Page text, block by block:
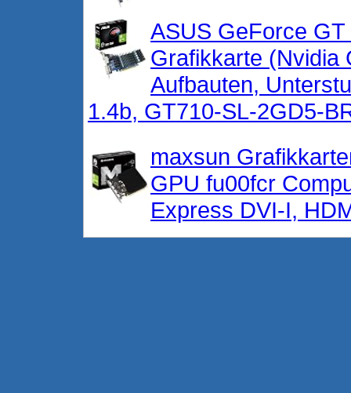
ASUS GeForce
Grafikkarte (Nvidia
Aufbauten,
1.4b, GT710-SL-2GD5-
maxsun
GPU fu00fcr
Express DVI-I,